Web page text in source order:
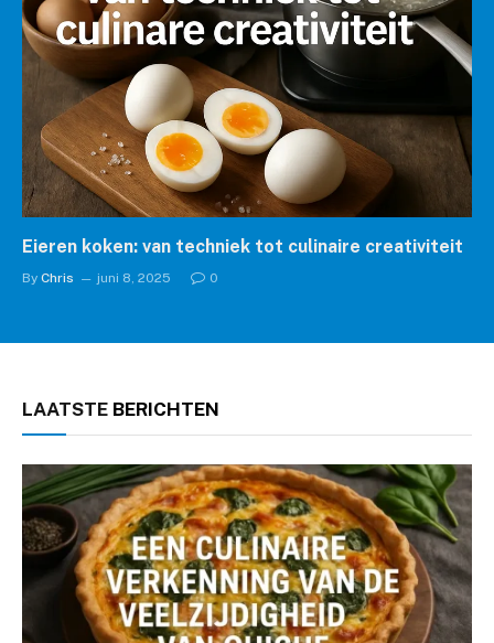
Eieren koken: van techniek tot culinaire creativiteit
By Chris juni 8, 2025 0
LAATSTE BERICHTEN